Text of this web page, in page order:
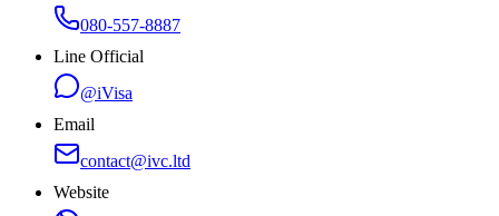
080-557-8887
Line Official
@iVisa
Email
contact@ivc.ltd
Website